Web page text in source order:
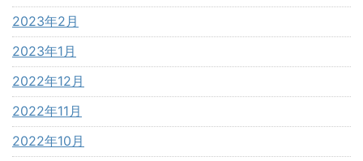
2023年2月
2023年1月
2022年12月
2022年11月
2022年10月